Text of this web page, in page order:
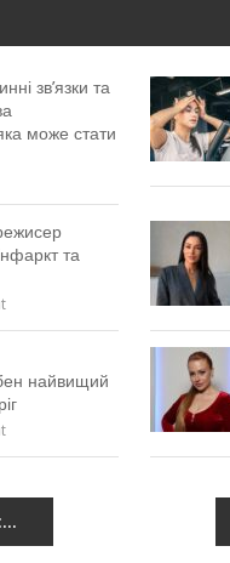
зв’язки та
може стати
та
найвищий
Погода в Днепре на сегодня: 30 декабря